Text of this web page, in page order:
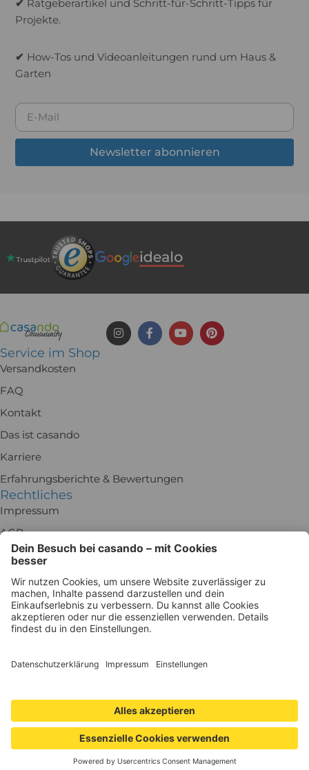
✔ Ratgeberartikel und Schritt-für-Schritt-Tipps für
Projekte.
✔ How-Tos und Videoanleitungen rund um Haus &
Garten
Newsletter abonnieren
Service im Shop
Versandkosten
FAQ
Kontakt
Das ist casando
Karriere
Erfahrungsberichte & Bewertungen
Rechtliches
Impressum
AGB
Rückgabe
Batteriegesetz
Datenschutz
Widerrufsrecht
Datenschutzeinstellungen
Holz-Richter GmbH